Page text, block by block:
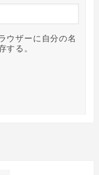
ウザーに自分の名
する。